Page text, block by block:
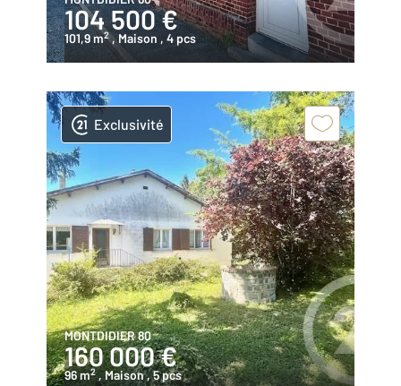
104 500 €
101,9 m2 , Maison , 4 pcs
Exclusivité
MONTDIDIER 80
160 000 €
96 m2 , Maison, 5 pcs